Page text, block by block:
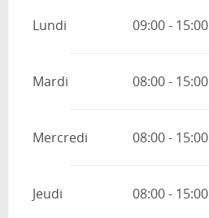
Lundi 09:00 - 15:00
Mardi 08:00 - 15:00
Mercredi 08:00 - 15:00
Jeudi 08:00 - 15:00